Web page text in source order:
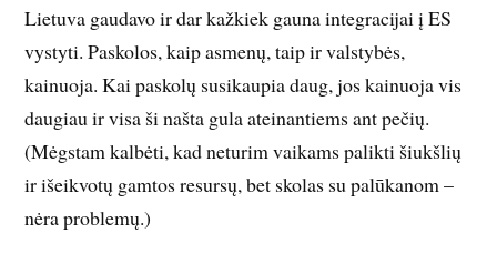
Lietuva gaudavo ir dar kažkiek gauna integracijai į ES
vystyti. Paskolos, kaip asmenų, taip ir valstybės,
kainuoja. Kai paskolų susikaupia daug, jos kainuoja vis
daugiau ir visa ši našta gula ateinantiems ant pečių.
(Mėgstam kalbėti, kad neturim vaikams palikti šiukšlių
ir išeikvotų gamtos resursų, bet skolas su palūkanom –
nėra problemų.)